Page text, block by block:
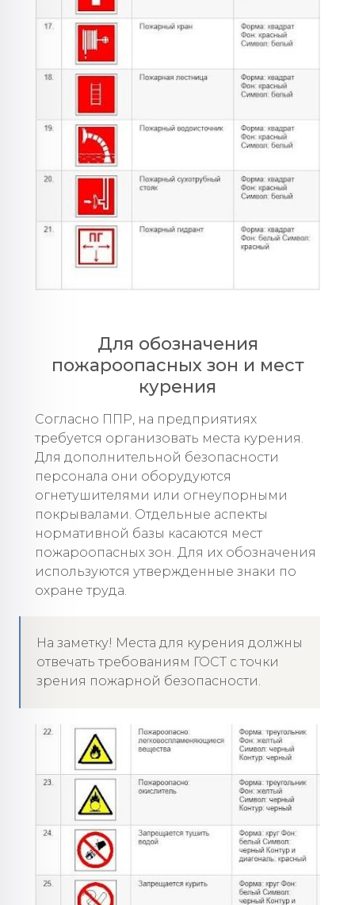
Для обозначения
пожароопасных зон и мест
курения
Согласно ППР, на предприятиях
требуется организовать места курения.
Для дополнительной безопасности
персонала они оборудуются
огнетушителями или огнеупорными
покрывалами. Отдельные аспекты
нормативной базы касаются мест
пожароопасных зон. Для их обозначения
используются утвержденные знаки по
охране труда.
На заметку! Места для курения должны
отвечать требованиям ГОСТ с точки
зрения пожарной безопасности.